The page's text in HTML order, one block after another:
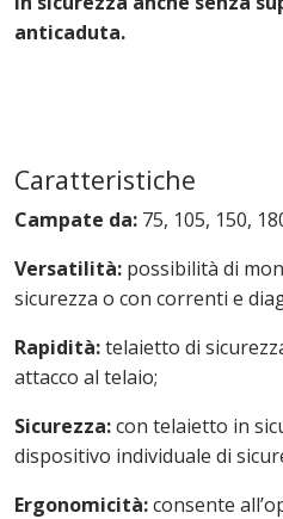
anticaduta.
Caratteristiche
Campate da: 75, 105, 150,
Versatilità: possibilità di
sicurezza o con correnti e
Rapidità:telaietto di
attacco al telaio;
Sicurezza:con telaietto in
dispositivo individuale di
Ergonomicità:consente